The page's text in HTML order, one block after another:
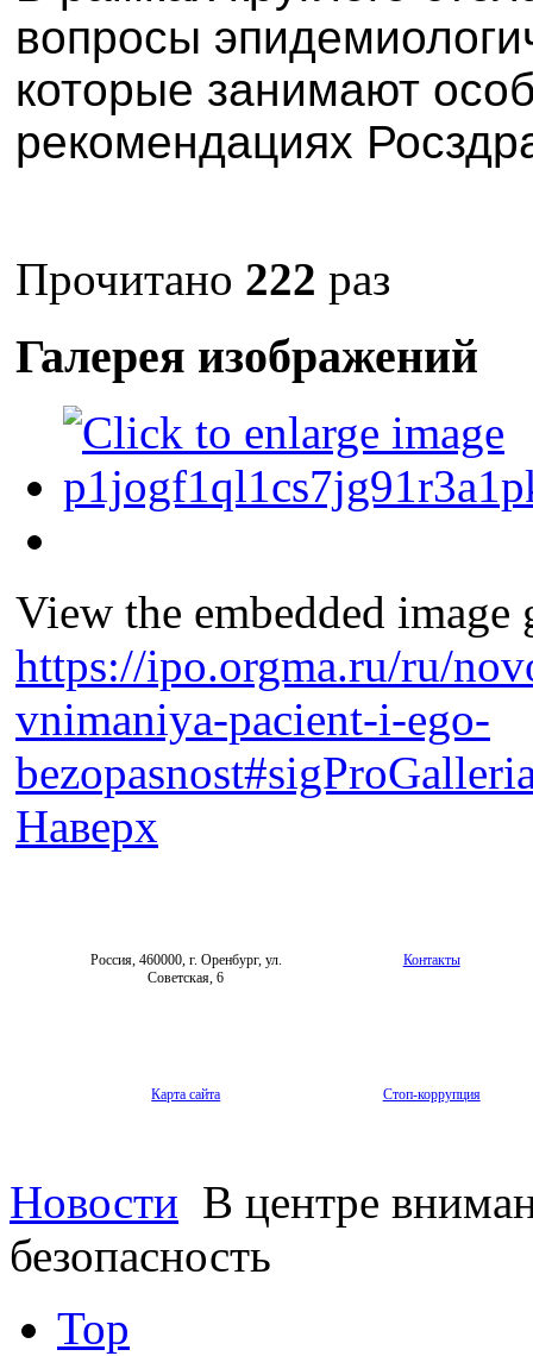
вопросы
которые занимают
рекомендациях
Прочитано 222 раз
Галерея изображений
View the embedded
https://ipo.orgma.ru/ru/
vnimaniya-pacient-i-ego-
Наверх
Россия, 460000, г. Оренбург, ул.
Советская, 6
Контакты
Карта сайта Стоп-коррупция
Новости В центре
безопасность
Top